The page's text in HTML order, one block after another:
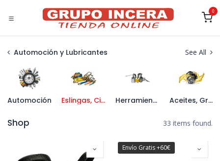
0
Automoción y Lubricantes See All
Automoción Eslingas, Cinchas y Sujetacables Herramienta Neumática Aceites, Grasas y Lubricantes
Shop 33 items found.
Envío Gratis +60€